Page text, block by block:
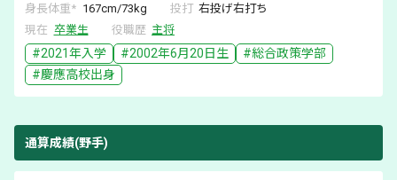
身長体重* 167cm/73kg 投打 右投げ右打ち
現在 卒業生 役職歴 主将
#2021年入学 #2002年6月20日 生 #総合政策学部
#慶應高校出身
通算成績(野手)